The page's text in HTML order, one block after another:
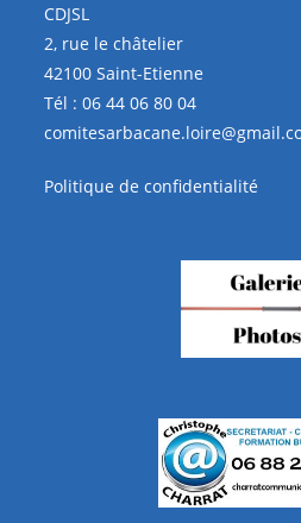
CDJSL
2, rue le châtelier
42100 Saint-Etienne
Tél :06 44 06 80 04
Politique de confidentialité